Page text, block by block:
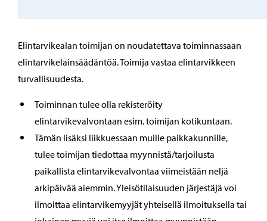
Elintarvikealan toimijan on noudatettava toiminnassaan
elintarvikelainsäädäntöä. Toimija vastaa elintarvikkeen
turvallisuudesta.
Toiminnan tulee olla rekisteröity
elintarvikevalvontaan esim. toimijan kotikuntaan.
Tämän lisäksi liikkuessaan muille paikkakunnille,
tulee toimijan tiedottaa myynnistä/tarjoilusta
paikallista elintarvikevalvontaa viimeistään neljä
arkipäivää aiemmin. Yleisötilaisuuden järjestäjä voi
ilmoittaa elintarvikemyyjät yhteisellä ilmoituksella tai